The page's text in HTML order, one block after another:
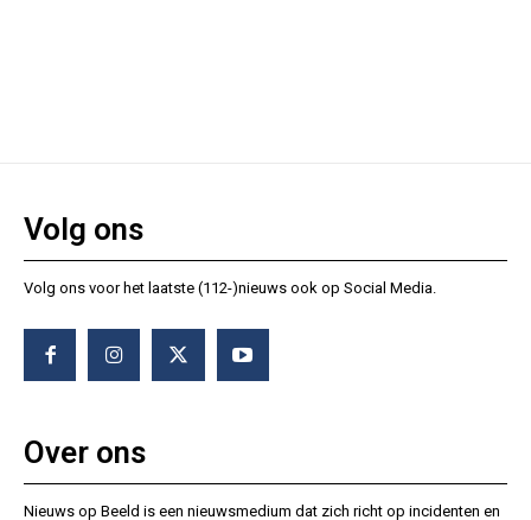
Volg ons
Volg ons voor het laatste (112-)nieuws ook op Social Media.
Over ons
Nieuws op Beeld is een nieuwsmedium dat zich richt op incidenten en